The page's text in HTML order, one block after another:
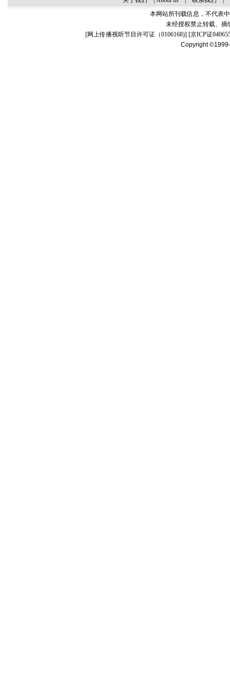
本网站所刊载信息，不代表
未经授权禁止转载、摘
[网上传播视听节目许可证（0106168)] [京ICP证
Copyright